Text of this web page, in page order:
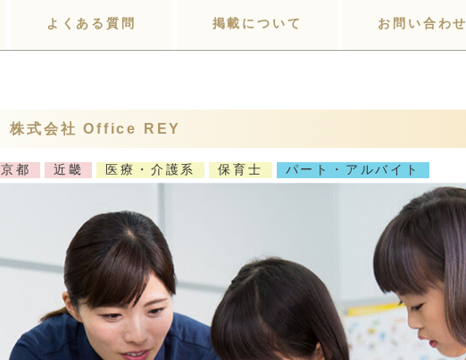
よくある質問 掲載について お問い合わせ
株式会社 Office REY
京都 近畿 医療・介護系 保育士 パート・アルバイト